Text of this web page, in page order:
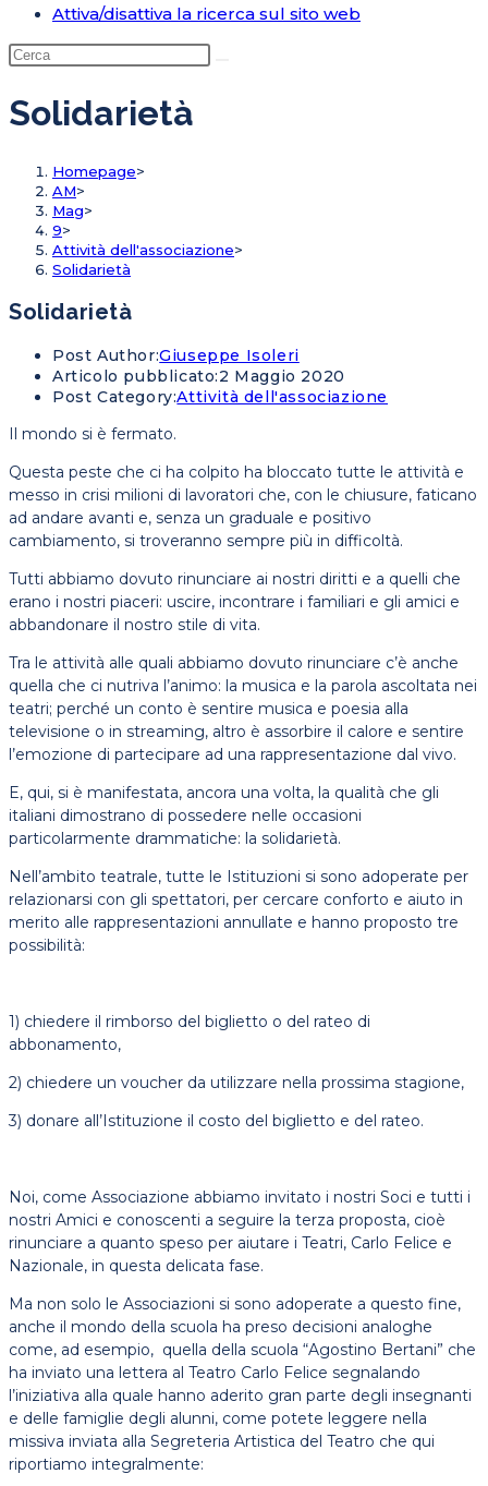
Attiva/disattiva la ricerca sul sito web
Solidarietà
Homepage>
AM>
Mag>
9>
Attività dell'associazione>
Solidarietà
Solidarietà
Post Author:Giuseppe Isoleri
Articolo pubblicato:2 Maggio 2020
Post Category:Attività dell'associazione
Il mondo si è fermato.
Questa peste che ci ha colpito ha bloccato tutte le attività e
messo in crisi milioni di lavoratori che, con le chiusure, faticano
ad andare avanti e, senza un graduale e positivo
cambiamento, si troveranno sempre più in difficoltà.
Tutti abbiamo dovuto rinunciare ai nostri diritti e a quelli che
erano i nostri piaceri: uscire, incontrare i familiari e gli amici e
abbandonare il nostro stile di vita.
Tra le attività alle quali abbiamo dovuto rinunciare c’è anche
quella che ci nutriva l’animo: la musica e la parola ascoltata nei
teatri; perché un conto è sentire musica e poesia alla
televisione o in streaming, altro è assorbire il calore e sentire
l’emozione di partecipare ad una rappresentazione dal vivo.
E, qui, si è manifestata, ancora una volta, la qualità che gli
italiani dimostrano di possedere nelle occasioni
particolarmente drammatiche: la solidarietà.
Nell’ambito teatrale, tutte le Istituzioni si sono adoperate per
relazionarsi con gli spettatori, per cercare conforto e aiuto in
merito alle rappresentazioni annullate e hanno proposto tre
possibilità:
1) chiedere il rimborso del biglietto o del rateo di
abbonamento,
2) chiedere un voucher da utilizzare nella prossima stagione,
3) donare all’Istituzione il costo del biglietto e del rateo.
Noi, come Associazione abbiamo invitato i nostri Soci e tutti i
nostri Amici e conoscenti a seguire la terza proposta, cioè
rinunciare a quanto speso per aiutare i Teatri, Carlo Felice e
Nazionale, in questa delicata fase.
Ma non solo le Associazioni si sono adoperate a questo fine,
anche il mondo della scuola ha preso decisioni analoghe
come, ad esempio, quella della scuola “Agostino Bertani” che
ha inviato una lettera al Teatro Carlo Felice segnalando
l’iniziativa alla quale hanno aderito gran parte degli insegnanti
e delle famiglie degli alunni, come potete leggere nella
missiva inviata alla Segreteria Artistica del Teatro che qui
riportiamo integralmente: